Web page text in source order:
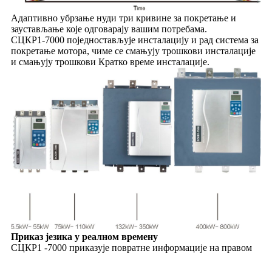
Адаптивно убрзање нуди три кривине за покретање и
заустављање које одговарају вашим потребама.
СЦКР1-7000 поједностављује инсталацију и рад система за
покретање мотора, чиме се смањују трошкови инсталације
и смањују трошкови Кратко време инсталације.
Приказ језика у реалном времену
СЦКР1 -7000 приказује повратне информације на правом